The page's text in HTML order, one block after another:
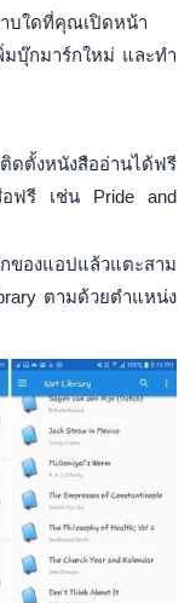
าบใดที่คุณเปิดหน้า
มบุ๊กมาร์กใหม่ และทำ
ตั้งหนังสืออ่านได้ฟรี
อฟรี เช่น Pride and
องแอปแล้วแตะสาม
ตามด้วยตำแหน่ง